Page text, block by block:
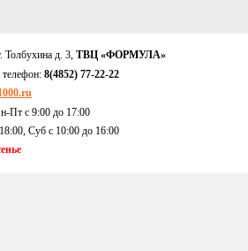
Толбухина д. 3,ТВЦ «ФОРМУЛА»
телефон:8(4852) 77-22-22
Пт с 9:00 до 17:00
Суб c 10:00 до 16:00